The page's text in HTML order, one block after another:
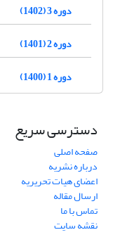
دوره 3 (1402)
دوره 2 (1401)
دوره 1 (1400)
دسترسی سریع
صفحه اصلی
درباره نشریه
اعضای هیات تحریریه
ارسال مقاله
تماس با ما
نقشه سایت